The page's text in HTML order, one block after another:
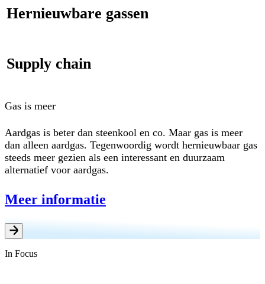
Hernieuwbare gassen
Supply chain
Gas is meer
Aardgas is beter dan steenkool en co. Maar gas is meer
dan alleen aardgas. Tegenwoordig wordt hernieuwbaar gas
steeds meer gezien als een interessant en duurzaam
alternatief voor aardgas.
Meer informatie
In Focus